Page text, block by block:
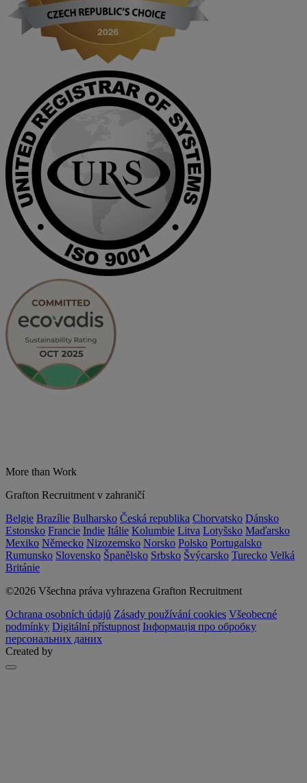
More than Work
Grafton Recruitment v zahraničí
Belgie Brazílie Bulharsko Česká republika Chorvatsko Dánsko
Estonsko Francie Indie Itálie Kolumbie Litva Lotyšsko Maďarsko
Mexiko Německo Nizozemsko Norsko Polsko Portugalsko
Rumunsko Slovensko Španělsko Srbsko Švýcarsko Turecko Velká
Británie
©2026 Všechna práva vyhrazena Grafton Recruitment
Ochrana osobních údajů Zásady používání cookies Všeobecné
podmínky Digitální přístupnost Інформація про обробку
персональних даних
Created by